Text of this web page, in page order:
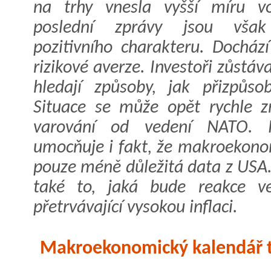
na trhy vnesla vyšší míru
poslední zprávy jsou
pozitivního charakteru.
rizikové averze. Investoři
hledají způsoby, jak
Situace se může opět rychle
varování od vedení NATO.
umocňuje i fakt, že
pouze méně důležitá data z
také to, jaká bude reakce
přetrvávající vysokou inflaci.
Makroekonomický kalendář